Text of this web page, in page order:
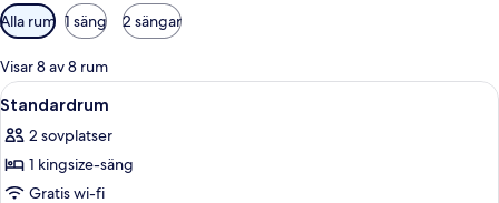
Tillgängliga
filter
för
rum
Alla rum 1 säng 2 sängar
Visar 8 av 8 rum
Öppna
alla
foton
för
Standardrum
Standardrum | Skrivbord,
6
Standardrum
2 sovplatser
1 kingsize-säng
Gratis wi-fi